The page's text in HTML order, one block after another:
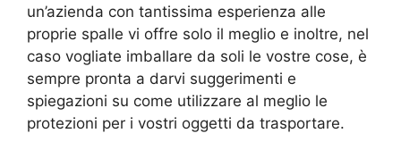
un’azienda con tantissima esperienza alle
proprie spalle vi offre solo il meglio e inoltre, nel
caso vogliate imballare da soli le vostre cose, è
sempre pronta a darvi suggerimenti e
spiegazioni su come utilizzare al meglio le
protezioni per i vostri oggetti da trasportare.